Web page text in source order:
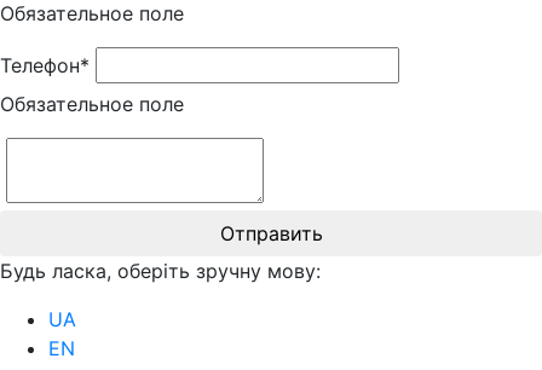
Обязательное поле
Телефон*
Обязательное поле
Отправить
Будь ласка, оберіть зручну мову:
UA
EN